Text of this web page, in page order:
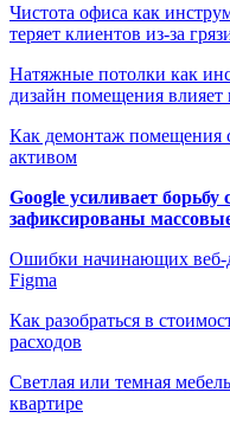
Чистота офиса как
теряет клиентов из-за
Натяжные потолки как
дизайн помещения влияет
Как демонтаж помещения
активом
Google усиливает
зафиксированы
Ошибки начинающих веб-
Figma
Как разобраться в
расходов
Светлая или темная
квартире